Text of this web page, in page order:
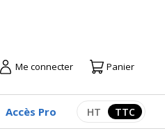
Me connecter Panier
Accès Pro Afficher les
HT TTC